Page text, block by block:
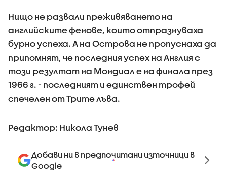
Нищо не развали преживяването на
английските фенове, които отпразнуваха
бурно успеха. A на Острова не пропуснаха да
припомнят, че последния успех на Англия с
този резултат на Мондиал е на финала през
1966 г. - последният и единствен трофей
спечелен от Трите лъва.
Редактор: Никола Тунев
Добави ни в предпочитани източници в
Google